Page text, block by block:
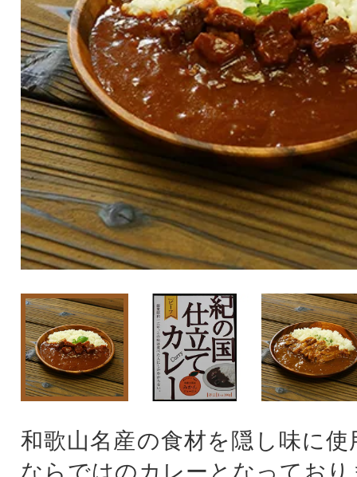
和歌山名産の食材を隠し味に使
ならではのカレーとなっており